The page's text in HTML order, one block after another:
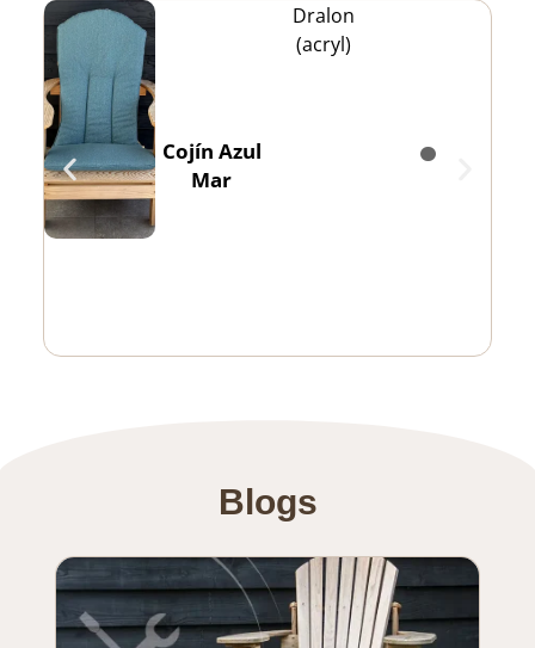
Cojín Azul
Mar
Dralon
(acryl)
Blogs